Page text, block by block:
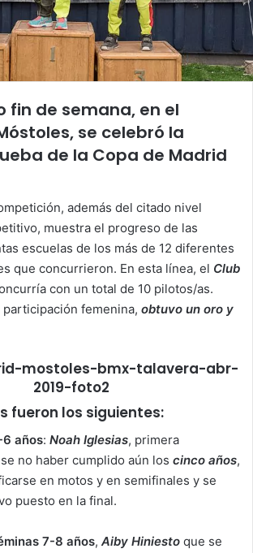
fin de semana, en el
se celebró la
de la Copa de Madrid
además del citado nivel
muestra el progreso de las
escuelas de los más de 12 diferentes
que concurrieron. En esta línea, el Club
con un total de 10 pilotos/as.
femenina, obtuvo un oro y
fueron los siguientes:
6 años: Noah Iglesias, primera
no haber cumplido aún los cinco años,
en motos y en semifinales y se
puesto en la final.
7-8 años, Aiby Hiniesto que se